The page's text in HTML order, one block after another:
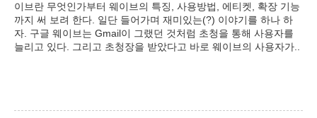
이브란 무엇인가부터 웨이브의 특징, 사용방법, 에티켓, 확장 기능
까지 써 보려 한다. 일단 들어가며 재미있는(?) 이야기를 하나 하
자. 구글 웨이브는 Gmail이 그랬던 것처럼 초청을 통해 사용자를
늘리고 있다. 그리고 초청장을 받았다고 바로 웨이브의 사용자가..